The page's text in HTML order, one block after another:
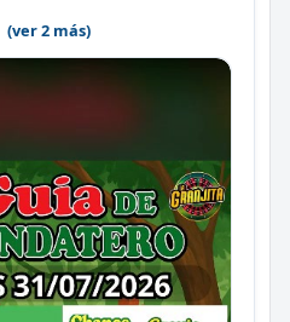
(ver 2 más)